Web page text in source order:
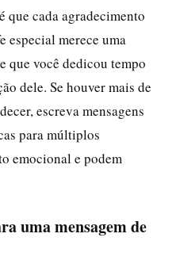
que cada agradecimento
especial merece uma
que você dedicou tempo
dele. Se houver mais de
escreva mensagens
para múltiplos
emocional e podem
uma mensagem de